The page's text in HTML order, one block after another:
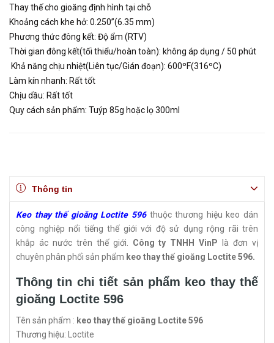
Thay thế cho gioăng định hình tại chỗ
Khoảng cách khe hở: 0.250”(6.35 mm)
Phương thức đông kết: Độ ẩm (RTV)
Thời gian đông kết(tối thiểu/hoàn toàn): không áp dụng / 50 phút
Khả năng chịu nhiệt(Liên tục/Gián đoạn): 600ºF(316ºC)
Làm kín nhanh: Rất tốt
Chịu dầu: Rất tốt
Quy cách sản phẩm: Tuýp 85g hoặc lọ 300ml
Thông tin
Keo thay thế gioăng Loctite 596thuộc thương hiệu keo dán
công nghiệp nổi tiếng thế giới với độ sử dụng rộng rãi trên
khắp ác nước trên thế giới. Công ty TNHH VinP là đơn vị
chuyên phân phối sản phẩm keo thay thế gioăng Loctite 596.
Thông tin chi tiết sản phẩm keo thay thế
gioăng Loctite 596
Tên sản phẩm : keo thay thế gioăng Loctite 596
Thương hiệu: Loctite